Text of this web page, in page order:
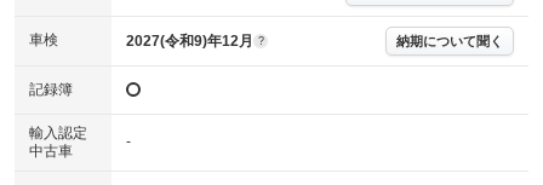
車検 2027(令和9)年12月 ? 納期について聞く
記録簿
輸入認定
中古車
-